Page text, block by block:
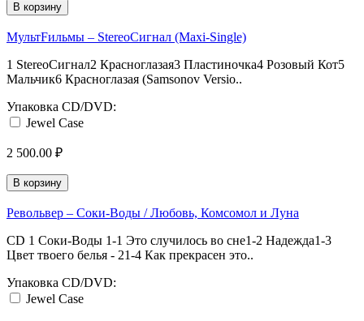
В корзину
МультFильмы – StereoСигнал (Maxi-Single)
1 StereoСигнал2 Красноглазая3 Пластиночка4 Розовый Кот5
Мальчик6 Красноглазая (Samsonov Versio..
Упаковка CD/DVD:
Jewel Case
2 500.00 ₽
В корзину
Револьвер – Соки-Воды / Любовь, Комсомол и Луна
CD 1 Соки-Воды 1-1 Это случилось во сне1-2 Надежда1-3
Цвет твоего белья - 21-4 Как прекрасен это..
Упаковка CD/DVD:
Jewel Case